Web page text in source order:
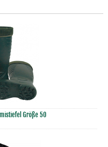
Größe 50